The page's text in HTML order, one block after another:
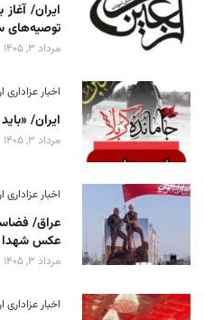
ایران/
توصیه‌های
مرداد 3, 1405
اخبار عزاداری
ایران/
مرداد 3, 1405
اخبار عزاداری
عراق/
عکس شهدا
مرداد 3, 1405
اخبار عزاداری